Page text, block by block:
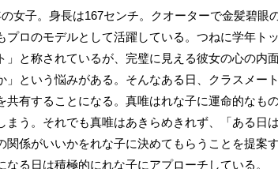
女子。身長は167センチ。クオーターで金髪碧
プロのモデルとして活躍している。つねに学年ト
」と称されているが、完璧に見える彼女の心の内
」という悩みがある。そんなある日、クラスメー
共有することになる。真唯はれな子に運命的なも
まう。それでも真唯はあきらめきれず、「ある日
関係がいいかをれな子に決めてもらうことを提案
なる日は積極的にれな子にアプローチしている。